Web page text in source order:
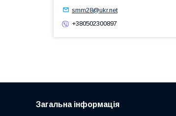
smm28@ukr.net
+380502300897
Загальна інформація